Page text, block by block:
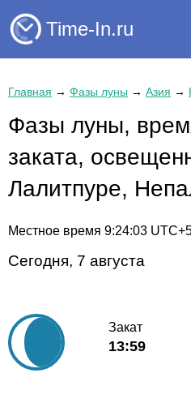
Time-In.ru
Главная → Фазы луны → Азия →
Фазы луны,
заката,
Лалитпуре,
Местное время 9:24:03
Сегодня, 7 августа
Закат
13:59